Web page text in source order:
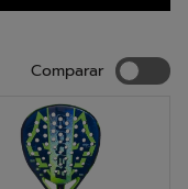
Comparar